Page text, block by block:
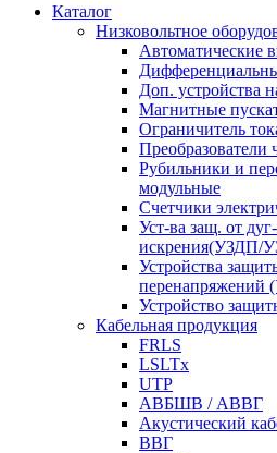
Каталог
Низковольтное
Автоматические
Доп. устройства
Магнитные
Ограничитель
Преобразователи
Рубильники и
модульные
Счетчики
Уст-ва защ. от
искрения(УЗДП/
Устройства
перенапряжений
Устройство
Кабельная продукция
FRLS
LSLTx
UTP
АВБШВ / АВВГ
Акустический
ВВГ